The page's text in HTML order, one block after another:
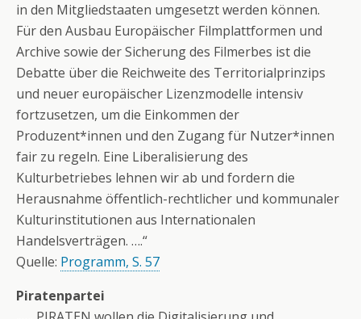
in den Mitgliedstaaten umgesetzt werden können.
Für den Ausbau Europäischer Filmplattformen und
Archive sowie der Sicherung des Filmerbes ist die
Debatte über die Reichweite des Territorialprinzips
und neuer europäischer Lizenzmodelle intensiv
fortzusetzen, um die Einkommen der
Produzent*innen und den Zugang für Nutzer*innen
fair zu regeln. Eine Liberalisierung des
Kulturbetriebes lehnen wir ab und fordern die
Herausnahme öffentlich-rechtlicher und kommunaler
Kulturinstitutionen aus Internationalen
Handelsverträgen. ….“
Quelle: Programm, S. 57
Piratenpartei